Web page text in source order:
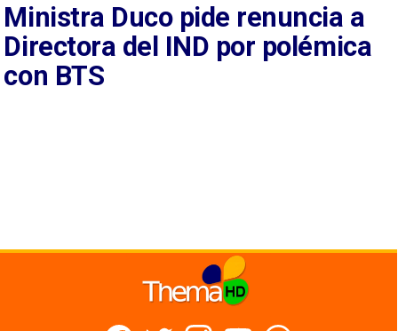
Ministra Duco pide renuncia a
Directora del IND por polémica
con BTS